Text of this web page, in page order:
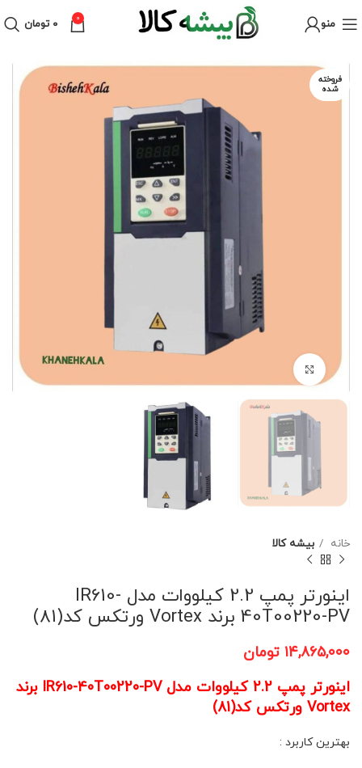
منو 0 ۰ تومان
فروخته
شده
خانه بیشه کالا
اینورتر پمپ 2.2 کیلووات مدل IR610-
40T00220-PV برند Vortex ورتکس کد(81)
۱۴,۸۶۵,۰۰۰ تومان
اینورتر پمپ 2.2 کیلووات مدل IR610-40T00220-PV برند
Vortex ورتکس کد(81)
بهترین کاربرد :